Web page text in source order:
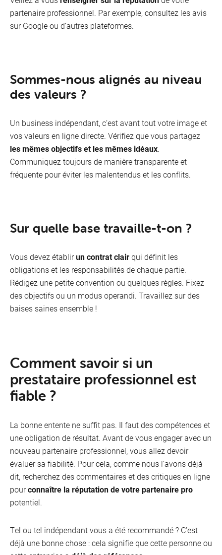
partenaire professionnel. Par exemple, consultez les avis
sur Google ou d’autres plateformes.
Sommes-nous alignés au niveau
des valeurs ?
Un business indépendant, c’est avant tout votre image et
vos valeurs en ligne directe. Vérifiez que vous partagez
les mêmes objectifs et les mêmes idéaux.
Communiquez toujours de manière transparente et
fréquente pour éviter les malentendus et les conflits.
Sur quelle base travaille-t-on ?
Vous devez établirun contrat clairqui définit les
obligations et les responsabilités de chaque partie.
Rédigez une petite convention ou quelques règles. Fixez
des objectifs ou un modus operandi. Travaillez sur des
baises saines ensemble !
Comment savoir si un
prestataire professionnel est
fiable ?
La bonne entente ne suffit pas. Il faut des compétences et
une obligation de résultat. Avant de vous engager avec un
nouveau partenaire professionnel, vous allez devoir
évaluer sa fiabilité. Pour cela, comme nous l’avons déjà
dit, recherchez des commentaires et des critiques en ligne
pourconnaître la réputation de votre partenaire pro
potentiel.
Tel ou tel indépendant vous a été recommandé ? C’est
déjà une bonne chose : cela signifie que cette personne ou